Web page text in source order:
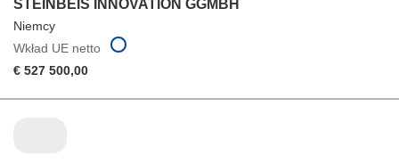
STEINBEIS INNOVATION GGMBH
Niemcy
Wkład UE netto
€ 527 500,00